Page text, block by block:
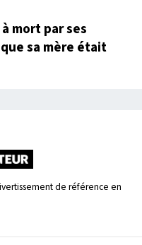
mort par ses
sa mère était
de référence en